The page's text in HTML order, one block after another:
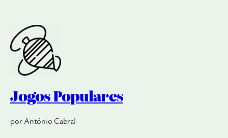
Jogos Populares
por António Cabral